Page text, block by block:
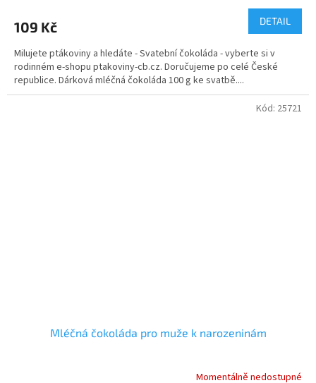
109 Kč DETAIL
Milujete ptákoviny a hledáte - Svatební čokoláda - vyberte si v
rodinném e-shopu ptakoviny-cb.cz. Doručujeme po celé České
republice. Dárková mléčná čokoláda 100 g ke svatbě....
Mléčná čokoláda pro muže k narozeninám
Momentálně nedostupné
Kód: 25721